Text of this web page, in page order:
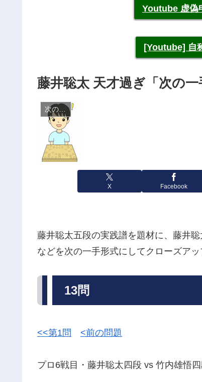
Youtube 虚偽
[Youtube] 自
藤井聡太 天才過ぎ「次の一
次の一手
X Facebook
藤井聡太五段の実践譜を題材に、藤井
などを次の一手形式にしてクローズア
13問
<<第1問 <前の問題
プロ6戦目・藤井聡太四段 vs 竹内雄悟